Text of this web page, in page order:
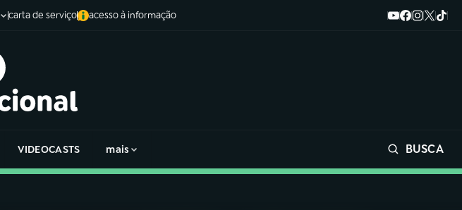
carta de serviço acesso à informação
VIDEOCASTS mais BUSCA